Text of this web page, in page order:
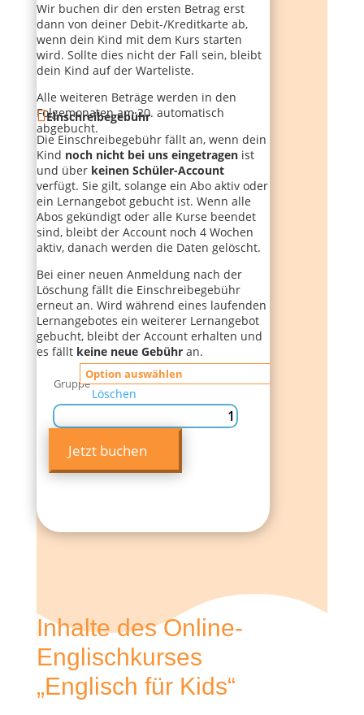
Wir buchen dir den ersten Betrag erst
dann von deiner Debit-/Kreditkarte ab,
wenn dein Kind mit dem Kurs starten
wird. Sollte dies nicht der Fall sein, bleibt
dein Kind auf der Warteliste.
Alle weiteren Beträge werden in den
Folgemonaten am 20. automatisch
abgebucht.
Einschreibegebühr
Die Einschreibegebühr fällt an, wenn dein
Kind noch nicht bei uns eingetragen ist
und über keinen Schüler-Account
verfügt. Sie gilt, solange ein Abo aktiv oder
ein Lernangebot gebucht ist. Wenn alle
Abos gekündigt oder alle Kurse beendet
sind, bleibt der Account noch 4 Wochen
aktiv, danach werden die Daten gelöscht.
Bei einer neuen Anmeldung nach der
Löschung fällt die Einschreibegebühr
erneut an. Wird während eines laufenden
Lernangebotes ein weiterer Lernangebot
gebucht, bleibt der Account erhalten und
es fällt keine neue Gebühran.
Gruppe
Löschen
Englisch
für
Kids
VM
Jetzt buchen
Inhalte des Online-
Englischkurses
„Englisch für Kids“